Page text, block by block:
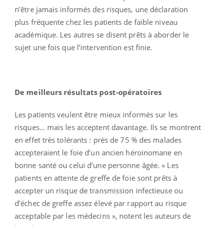
n’être jamais informés des risques, une déclaration
plus fréquente chez les patients de faible niveau
académique. Les autres se disent prêts à aborder le
sujet une fois que l’intervention est finie.
De meilleurs résultats post-opératoires
Les patients veulent être mieux informés sur les
risques… mais les acceptent davantage. Ils se montrent
en effet très tolérants : près de 75 % des malades
accepteraient le foie d’un ancien héroïnomane en
bonne santé ou celui d’une personne âgée. « Les
patients en attente de greffe de foie sont prêts à
accepter un risque de transmission infectieuse ou
d’échec de greffe assez élevé par rapport au risque
acceptable par les médecins », notent les auteurs de